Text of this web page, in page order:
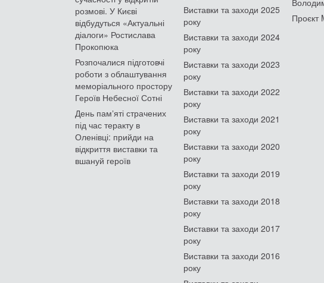
розмові. У Києві
відбудуться «Актуальні
діалоги» Ростислава
Прокопюка
Розпочалися підготовчі
роботи з облаштування
меморіального простору
Героїв Небесної Сотні
День памʼяті страчених
під час теракту в
Оленівці: прийди на
відкриття виставки та
вшануй героїв
Виставки та заходи 2025
року
Виставки та заходи 2024
року
Виставки та заходи 2023
року
Виставки та заходи 2022
року
Виставки та заходи 2021
року
Виставки та заходи 2020
року
Виставки та заходи 2019
року
Виставки та заходи 2018
року
Виставки та заходи 2017
року
Виставки та заходи 2016
року
Проєкт